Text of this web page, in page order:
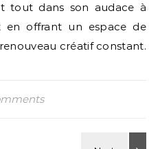
tout dans son audace à
en offrant un espace de
créatif constant.